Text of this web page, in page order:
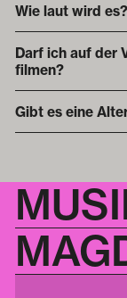
Wie laut wird es?
Darf ich auf der
filmen?
Gibt es eine